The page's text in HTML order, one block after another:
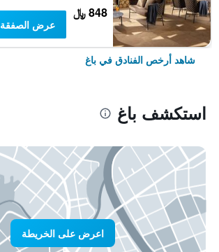
848 ﷼
عرض الصفقة
شاهد أرخص الفنادق في باغ
استكشف باغ
اعرض على الخريطة